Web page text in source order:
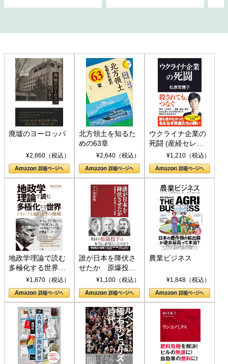
廃墟のヨーロッパ
¥2,860（税込）
北方領土を知るた
めの63章
¥2,640（税込）
ウクライナ企業の
死闘 (産経セレク
ト S 039)¥1,210（税込）
地政学理論で読む
多極化する世界：
トランプとBRICS
の挑戦
¥1,870（税込）
誰が日本を降伏さ
せたか 原爆投
下、ソ連参戦、そ
して聖断 (PHP新
書)
¥1,100（税込）
農業ビジネス
¥1,848（税込）